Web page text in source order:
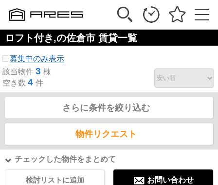
ロフト付き,の佐倉市 賃貸一覧
募集中のみ表示
該当物件 3 棟
空き数 4 件
さらに条件を絞り込む
物件リクエスト
チェックした物件をまとめて
検討リストに追加 お問い合わせ